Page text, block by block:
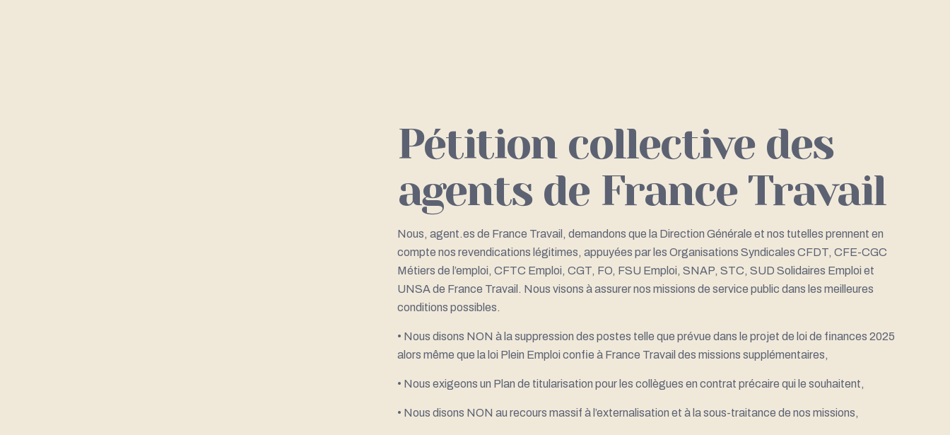
Pétition collective des
agents de France Travail
Nous, agent.es de France Travail, demandons que la Direction Générale et nos tutelles prennent en
compte nos revendications légitimes, appuyées par les Organisations Syndicales CFDT, CFE-CGC
Métiers de l’emploi, CFTC Emploi, CGT, FO, FSU Emploi, SNAP, STC, SUD Solidaires Emploi et
UNSA de France Travail. Nous visons à assurer nos missions de service public dans les meilleures
conditions possibles.
• Nous disons NON à la suppression des postes telle que prévue dans le projet de loi de finances 2025
alors même que la loi Plein Emploi confie à France Travail des missions supplémentaires,
• Nous exigeons un Plan de titularisation pour les collègues en contrat précaire qui le souhaitent,
• Nous disons NON au recours massif à l’externalisation et à la sous-traitance de nos missions,